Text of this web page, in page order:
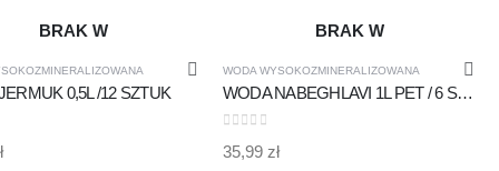
BRAK W
MAGAZYNIE
0,5L /12 SZTUK
BRAK W
MAGAZYNIE
WODA WYSOKOZMINERALIZOWANA
WODA NABEGHLAVI 1L PET / 6 SZTUK (OPAKOWANIE)
35,99 zł